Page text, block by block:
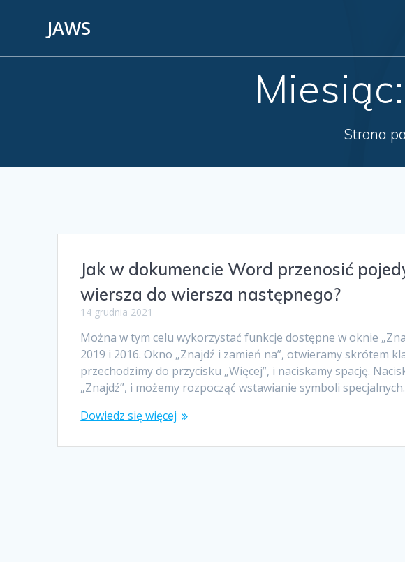
JAWS
Miesiąc:
Strona
Jak w dokumencie Word przenosić
wiersza do wiersza następnego?
14 grudnia 2021
Można w tym celu wykorzystać funkcje dostępne w oknie
2019 i 2016. Okno „Znajdź i zamień na”, otwieramy skrótem
przechodzimy do przycisku „Więcej”, i naciskamy spację.
„Znajdź”, i możemy rozpocząć wstawianie symboli
Dowiedz się więcej